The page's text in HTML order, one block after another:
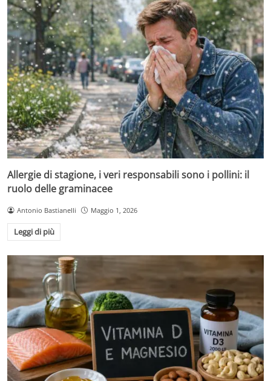
Allergie di stagione, i veri responsabili sono i pollini: il
ruolo delle graminacee
Antonio Bastianelli Maggio 1, 2026
Leggi di più